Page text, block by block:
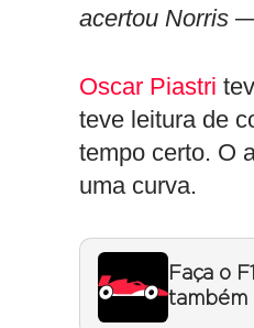
acertou Norris
Oscar Piastri
teve leitura de
tempo certo. O
uma curva.
Faça o
também